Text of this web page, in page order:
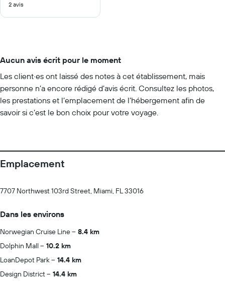
10
2 avis
Aucun avis écrit pour le moment
Les client·es ont laissé des notes à cet établissement, mais
personne n’a encore rédigé d’avis écrit. Consultez les photos,
les prestations et l’emplacement de l’hébergement afin de
savoir si c’est le bon choix pour votre voyage.
Emplacement
7707 Northwest 103rd Street, Miami, FL 33016
Dans les environs
Norwegian Cruise Line
8.4 km
Dolphin Mall
10.2 km
LoanDepot Park
14.4 km
Design District
14.4 km